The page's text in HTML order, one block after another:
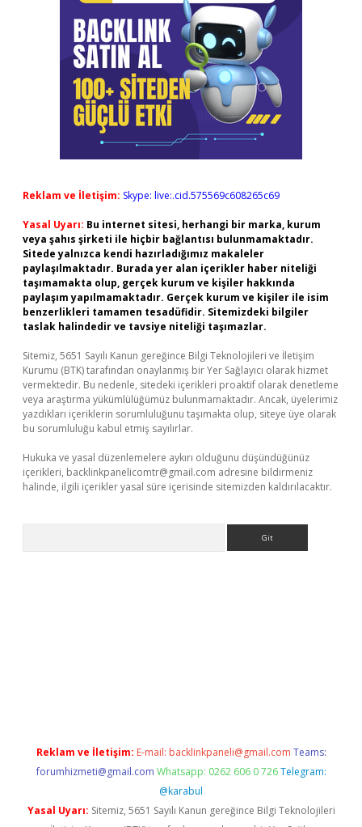
Reklam ve İletişim: Skype: live:.cid.575569c608265c69
Yasal Uyarı: Bu internet sitesi, herhangi bir marka, kurum
veya şahıs şirketi ile hiçbir bağlantısı bulunmamaktadır.
Sitede yalnızca kendi hazırladığımız makaleler
paylaşılmaktadır. Burada yer alan içerikler haber niteliği
taşımamakta olup, gerçek kurum ve kişiler hakkında
paylaşım yapılmamaktadır. Gerçek kurum ve kişiler ile isim
benzerlikleri tamamen tesadüfidir. Sitemizdeki bilgiler
taslak halindedir ve tavsiye niteliği taşımazlar.
Sitemiz, 5651 Sayılı Kanun gereğince Bilgi Teknolojileri ve İletişim
Kurumu (BTK) tarafından onaylanmış bir Yer Sağlayıcı olarak hizmet
vermektedir. Bu nedenle, sitedeki içerikleri proaktif olarak denetleme
veya araştırma yükümlülüğümüz bulunmamaktadır. Ancak, üyelerimiz
yazdıkları içeriklerin sorumluluğunu taşımakta olup, siteye üye olarak
bu sorumluluğu kabul etmiş sayılırlar.
Hukuka ve yasal düzenlemelere aykırı olduğunu düşündüğünüz
içerikleri, backlinkpanelicomtr@gmail.com adresine bildirmeniz
halinde, ilgili içerikler yasal süre içerisinde sitemizden kaldırılacaktır.
Reklam ve İletişim: E-mail: backlinkpaneli@gmail.com Teams:
forumhizmeti@gmail.com Whatsapp: 0262 606 0 726 Telegram:
@karabul
Yasal Uyarı: Sitemiz, 5651 Sayılı Kanun gereğince Bilgi Teknolojileri